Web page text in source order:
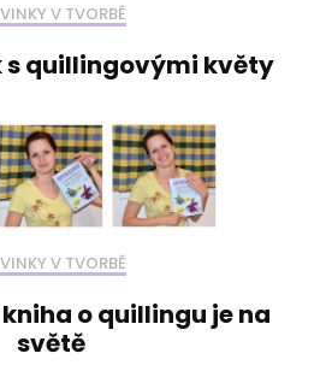
V TVORBĚ
s quillingovými květy
V TVORBĚ
o quillingu je na
světě